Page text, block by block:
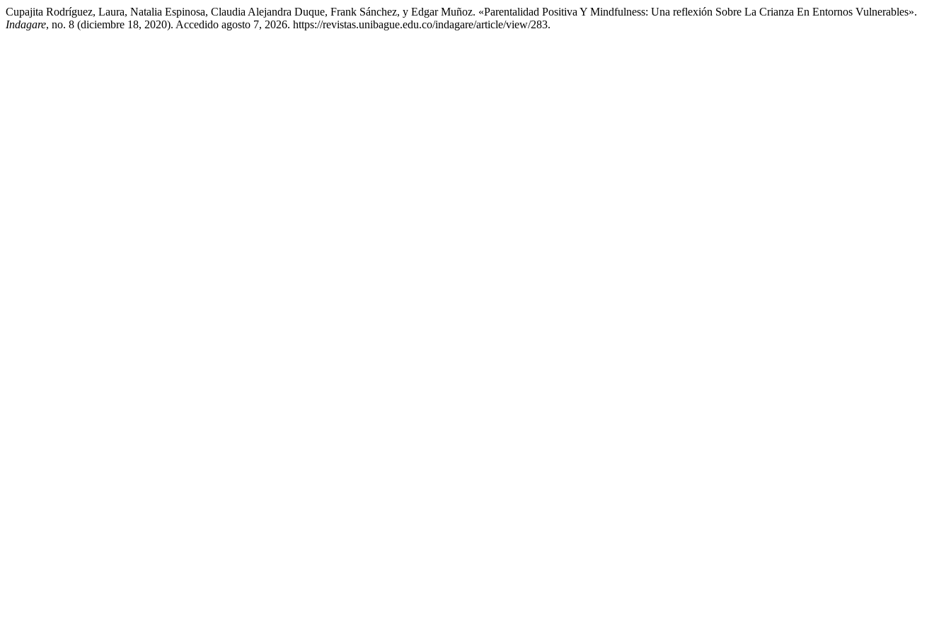
Cupajita Rodríguez, Laura, Natalia Espinosa, Claudia Alejandra Duque, Frank Sánchez, y Edgar Muñoz. «Parentalidad Positiva Y Mindfulness: Una reflexión Sobre La Crianza En Entornos Vulnerables».
Indagare, no. 8 (diciembre 18, 2020). Accedido agosto 7, 2026. https://revistas.unibague.edu.co/indagare/article/view/283.